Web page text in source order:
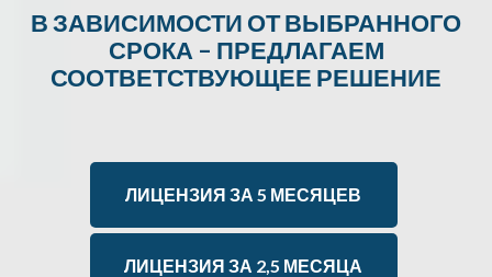
В ЗАВИСИМОСТИ ОТ ВЫБРАННОГО
СРОКА – ПРЕДЛАГАЕМ
СООТВЕТСТВУЮЩЕЕ РЕШЕНИЕ
ЛИЦЕНЗИЯ ЗА 5 МЕСЯЦЕВ
ЛИЦЕНЗИЯ ЗА 2,5 МЕСЯЦА